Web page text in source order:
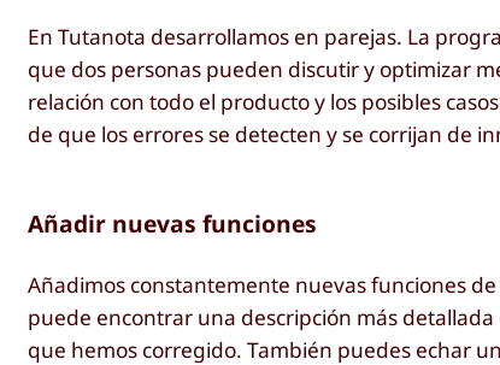
En Tutanota desarrollamos en parejas. La
que dos personas pueden discutir y optimizar
relación con todo el producto y los posibles
de que los errores se detecten y se corrijan de
Añadir nuevas funciones
Añadimos constantemente nuevas funciones
puede encontrar una descripción más
que hemos corregido. También puedes echar